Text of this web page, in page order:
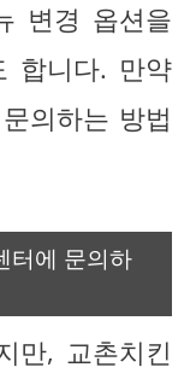
변경 옵션을
합니다. 만약
의하는 방법
터에 문의하
만, 교촌치킨